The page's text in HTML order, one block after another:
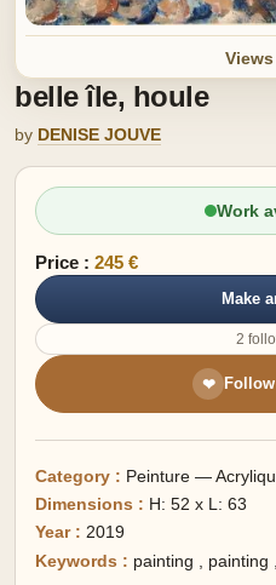
belle île, houle
by DENISE JOUVE
Work
Price : 245 €
Make
2
❤
Category : Peinture —
Dimensions : H: 52 x L: 63
Year : 2019
Keywords : painting painting